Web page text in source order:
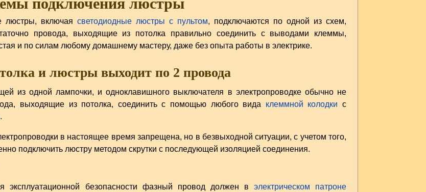
подключения люстры
люстры, включая светодиодные люстры с пультом, подключаются по одной из схем,
провода, выходящие из потолка правильно соединить с выводами клеммы,
и по силам любому домашнему мастеру, даже без опыта работы в электрике.
и люстры выходит по 2 провода
из одной лампочки, и одноклавишного выключателя в электропроводке обычно не
выходящие из потолка, соединить с помощью любого вида клеммной колодки с
в настоящее время запрещена, но в безвыходной ситуации, с учетом того,
подключить люстру методом скрутки с последующей изоляцией соединения.
безопасности фазный провод должен в электрическом патроне